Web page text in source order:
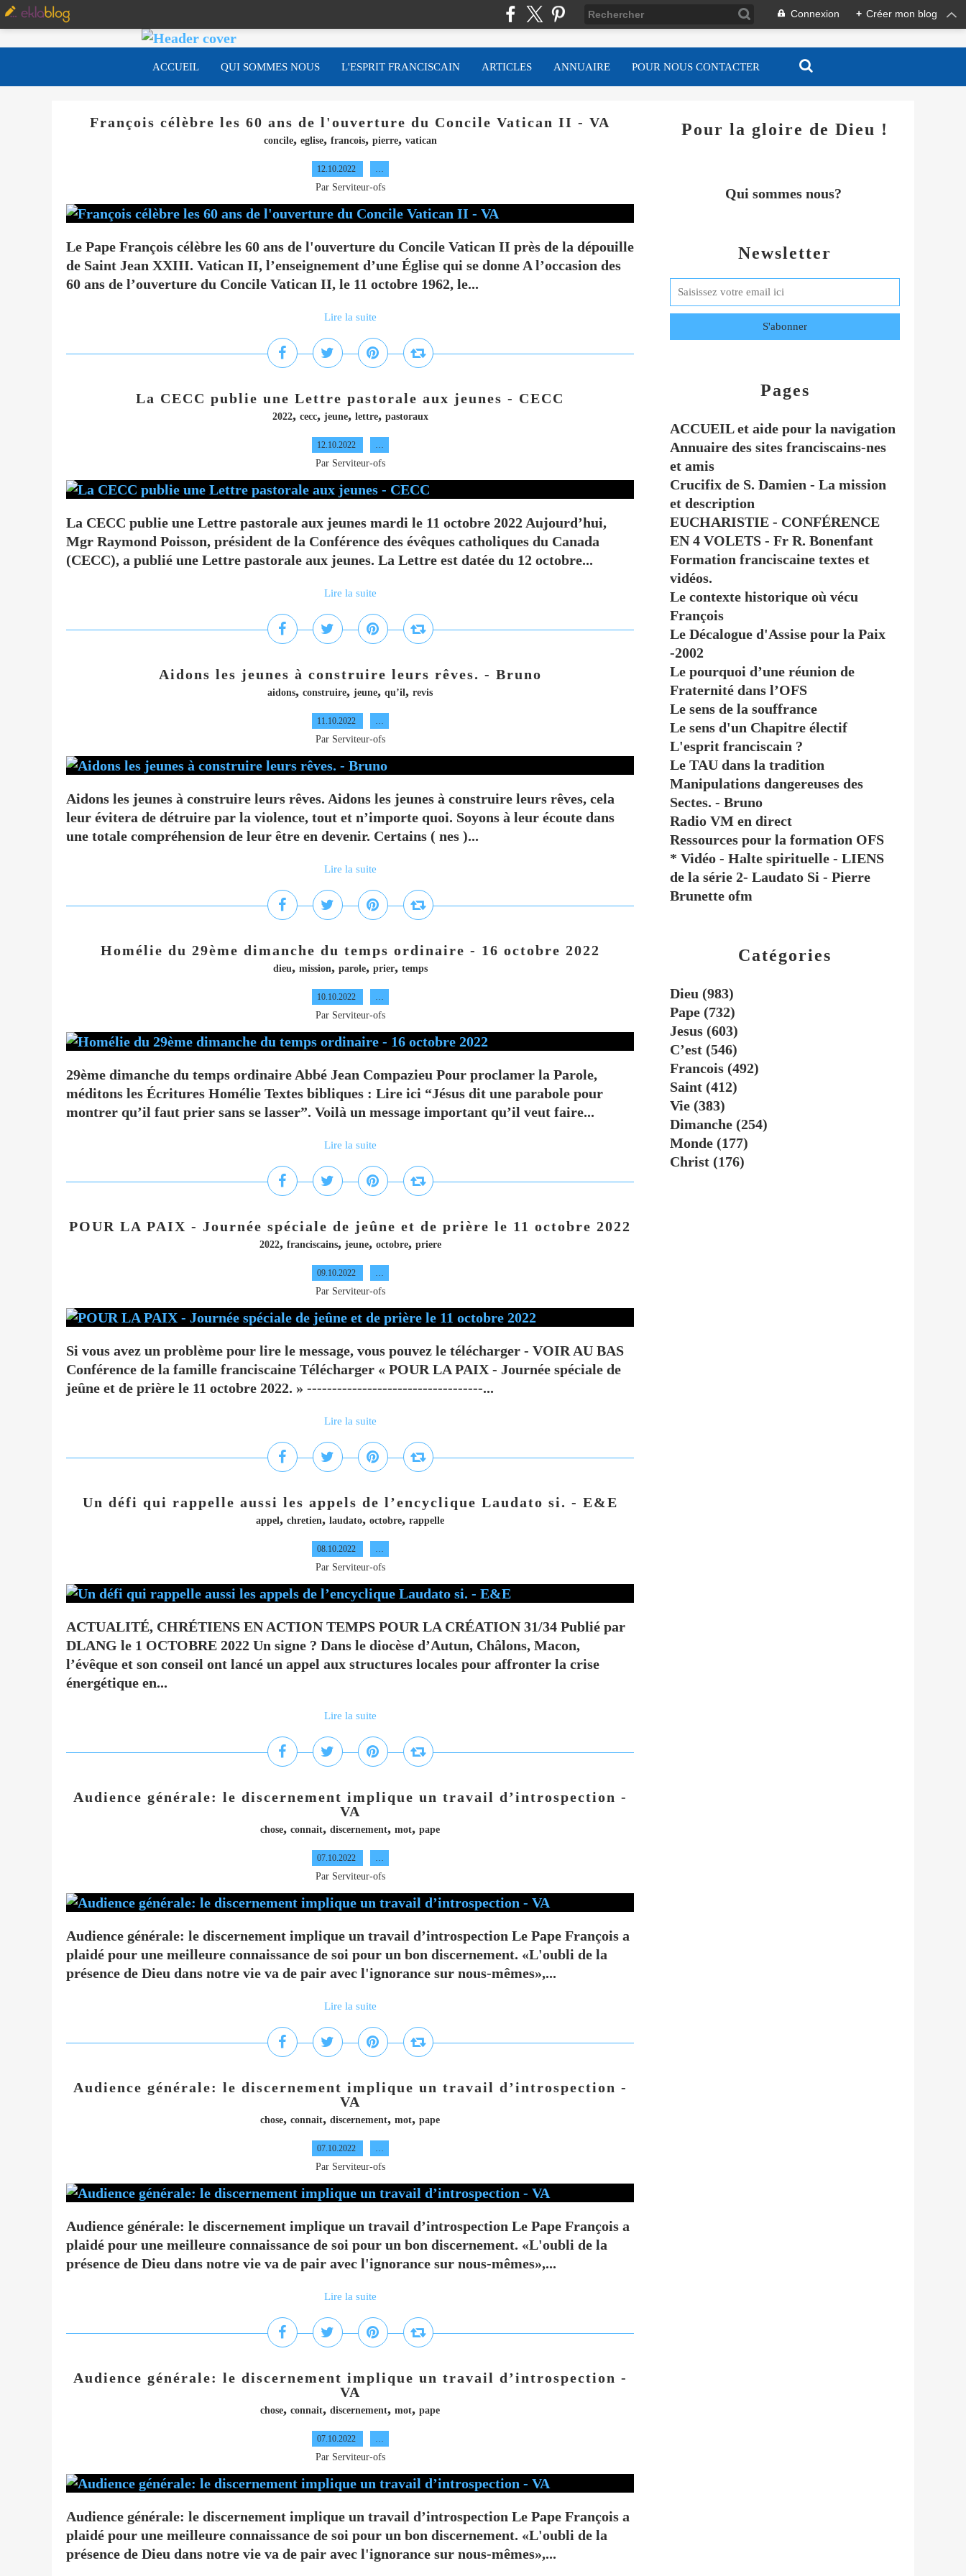
Connexion + Créer mon blog
ACCUEIL QUI SOMMES NOUS L'ESPRIT FRANCISCAIN ARTICLES ANNUAIRE POUR NOUS CONTACTER
François célèbre les 60 ans de l'ouverture du Concile Vatican II - VA
concile, eglise, francois, pierre, vatican
12.10.2022 …
Par Serviteur-ofs
Le Pape François célèbre les 60 ans de l'ouverture du Concile Vatican II près de la dépouille
de Saint Jean XXIII. Vatican II, l’enseignement d’une Église qui se donne A l’occasion des
60 ans de l’ouverture du Concile Vatican II, le 11 octobre 1962, le...
Lire la suite
La CECC publie une Lettre pastorale aux jeunes - CECC
2022, cecc, jeune, lettre, pastoraux
12.10.2022 …
Par Serviteur-ofs
La CECC publie une Lettre pastorale aux jeunes mardi le 11 octobre 2022 Aujourd’hui,
Mgr Raymond Poisson, président de la Conférence des évêques catholiques du Canada
(CECC), a publié une Lettre pastorale aux jeunes. La Lettre est datée du 12 octobre...
Lire la suite
Aidons les jeunes à construire leurs rêves. - Bruno
aidons, construire, jeune, qu’il, revis
11.10.2022 …
Par Serviteur-ofs
Aidons les jeunes à construire leurs rêves. Aidons les jeunes à construire leurs rêves, cela
leur évitera de détruire par la violence, tout et n’importe quoi. Soyons à leur écoute dans
une totale compréhension de leur être en devenir. Certains ( nes )...
Lire la suite
Homélie du 29ème dimanche du temps ordinaire - 16 octobre 2022
dieu, mission, parole, prier, temps
10.10.2022 …
Par Serviteur-ofs
29ème dimanche du temps ordinaire Abbé Jean Compazieu Pour proclamer la Parole,
méditons les Écritures Homélie Textes bibliques : Lire ici “Jésus dit une parabole pour
montrer qu’il faut prier sans se lasser”. Voilà un message important qu’il veut faire...
Lire la suite
POUR LA PAIX - Journée spéciale de jeûne et de prière le 11 octobre 2022
2022, franciscains, jeune, octobre, priere
09.10.2022 …
Par Serviteur-ofs
Si vous avez un problème pour lire le message, vous pouvez le télécharger - VOIR AU BAS
Conférence de la famille franciscaine Télécharger « POUR LA PAIX - Journée spéciale de
jeûne et de prière le 11 octobre 2022. » -----------------------------------...
Lire la suite
Un défi qui rappelle aussi les appels de l’encyclique Laudato si. - E&E
appel, chretien, laudato, octobre, rappelle
08.10.2022 …
Par Serviteur-ofs
ACTUALITÉ, CHRÉTIENS EN ACTION TEMPS POUR LA CRÉATION 31/34 Publié par
DLANG le 1 OCTOBRE 2022 Un signe ? Dans le diocèse d’Autun, Châlons, Macon,
l’évêque et son conseil ont lancé un appel aux structures locales pour affronter la crise
énergétique en...
Lire la suite
Audience générale: le discernement implique un travail d’introspection -
VA
chose, connait, discernement, mot, pape
07.10.2022 …
Par Serviteur-ofs
Audience générale: le discernement implique un travail d’introspection Le Pape François a
plaidé pour une meilleure connaissance de soi pour un bon discernement. «L'oubli de la
présence de Dieu dans notre vie va de pair avec l'ignorance sur nous-mêmes»,...
Lire la suite
Audience générale: le discernement implique un travail d’introspection -
VA
chose, connait, discernement, mot, pape
07.10.2022 …
Par Serviteur-ofs
Audience générale: le discernement implique un travail d’introspection Le Pape François a
plaidé pour une meilleure connaissance de soi pour un bon discernement. «L'oubli de la
présence de Dieu dans notre vie va de pair avec l'ignorance sur nous-mêmes»,...
Lire la suite
Audience générale: le discernement implique un travail d’introspection -
VA
chose, connait, discernement, mot, pape
07.10.2022 …
Par Serviteur-ofs
Audience générale: le discernement implique un travail d’introspection Le Pape François a
plaidé pour une meilleure connaissance de soi pour un bon discernement. «L'oubli de la
présence de Dieu dans notre vie va de pair avec l'ignorance sur nous-mêmes»,...
Newsletter
Catégories
Dieu (983)
Pape (732)
Jesus (603)
C’est (546)
Francois (492)
Saint (412)
Vie (383)
Dimanche (254)
Monde (177)
Christ (176)
Pages
ACCUEIL et aide pour la navigation
Annuaire des sites franciscains-nes
et amis
Crucifix de S. Damien - La mission
et description
EUCHARISTIE - CONFÉRENCE
EN 4 VOLETS - Fr R. Bonenfant
Formation franciscaine textes et
vidéos.
Le contexte historique où vécu
François
Le Décalogue d'Assise pour la Paix
-2002
Le pourquoi d’une réunion de
Fraternité dans l’OFS
Le sens de la souffrance
Le sens d'un Chapitre électif
L'esprit franciscain ?
Le TAU dans la tradition
Manipulations dangereuses des
Sectes. - Bruno
Radio VM en direct
Ressources pour la formation OFS
* Vidéo - Halte spirituelle - LIENS
de la série 2- Laudato Si - Pierre
Brunette ofm
Pour la gloire de Dieu !
Qui sommes nous?